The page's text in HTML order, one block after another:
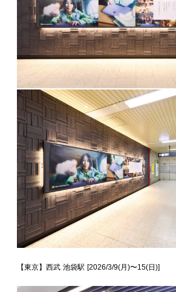
【東京】西武 池袋駅 [2026/3/9(月)〜15(日)]